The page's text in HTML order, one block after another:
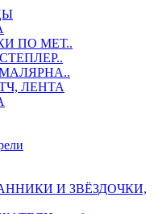
ПО МЕТ..
ЛЕНТА
И ЗВЁЗДОЧКИ,